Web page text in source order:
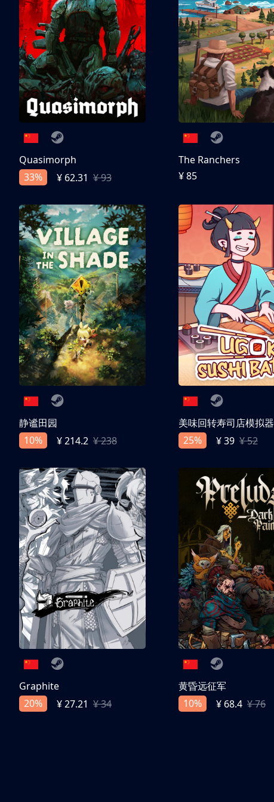
Quasimorph
33%
¥ 62.31 ¥ 93
The Ranchers
¥ 85
静谧田园
10%
¥ 214.2 ¥ 238
美味回转寿司店模拟器
25%
¥ 39 ¥ 52
Graphite
20%
¥ 27.21 ¥ 34
黄昏远征军
10%
¥ 68.4 ¥ 76